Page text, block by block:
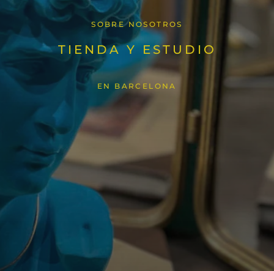
SOBRE NOSOTROS
TIENDA Y ESTUDIO
EN BARCELONA